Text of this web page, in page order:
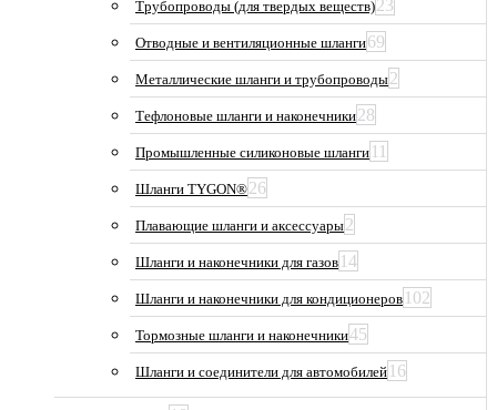
Трубопроводы (для твердых веществ)23
Отводные и вентиляционные шланги69
Металлические шланги и трубопроводы2
Тефлоновые шланги и наконечники28
Промышленные силиконовые шланги 11
Шланги TYGON®26
Плавающие шланги и аксессуары2
Шланги и наконечники для газов 14
Шланги и наконечники для кондиционеров 102
Тормозные шланги и наконечники45
Шланги и соединители для автомобилей 16